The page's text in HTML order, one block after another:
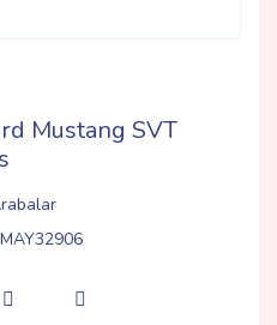
Mustang SVT